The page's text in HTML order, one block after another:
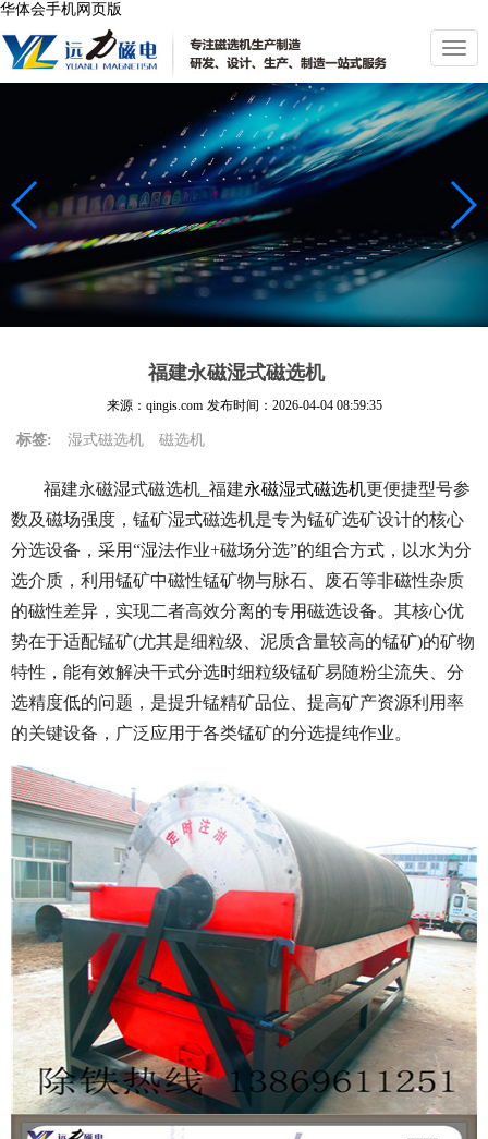
华体会手机网页版
切
换
导
航
福建永磁湿式磁选机
来源：qingis.com 发布时间： 2026-04-04 08:59:35
标签: 湿式磁选机 磁选机
福建永磁湿式磁选机_福建永磁湿式磁选机更便捷型号参
数及磁场强度，锰矿湿式磁选机是专为锰矿选矿设计的核心
分选设备，采用“湿法作业+磁场分选”的组合方式，以水为分
选介质，利用锰矿中磁性锰矿物与脉石、废石等非磁性杂质
的磁性差异，实现二者高效分离的专用磁选设备。其核心优
势在于适配锰矿(尤其是细粒级、泥质含量较高的锰矿)的矿物
特性，能有效解决干式分选时细粒级锰矿易随粉尘流失、分
选精度低的问题，是提升锰精矿品位、提高矿产资源利用率
的关键设备，广泛应用于各类锰矿的分选提纯作业。